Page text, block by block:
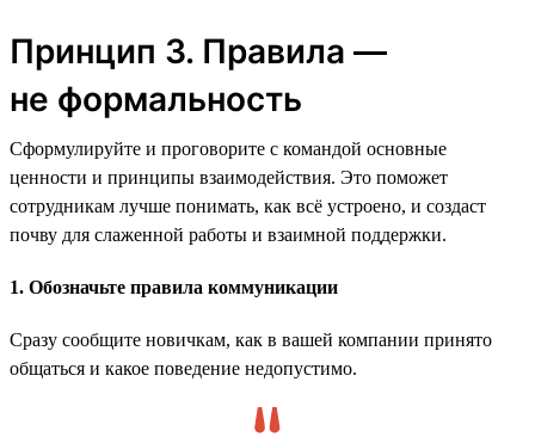
Принцип 3. Правила —
не формальность
Сформулируйте и проговорите с командой основные
ценности и принципы взаимодействия. Это поможет
сотрудникам лучше понимать, как всё устроено, и создаст
почву для слаженной работы и взаимной поддержки.
1. Обозначьте правила коммуникации
Сразу сообщите новичкам, как в вашей компании принято
общаться и какое поведение недопустимо.